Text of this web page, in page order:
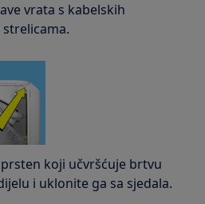
vrata s kabelskih
koji učvršćuje brtvu
i uklonite ga sa sjedala.